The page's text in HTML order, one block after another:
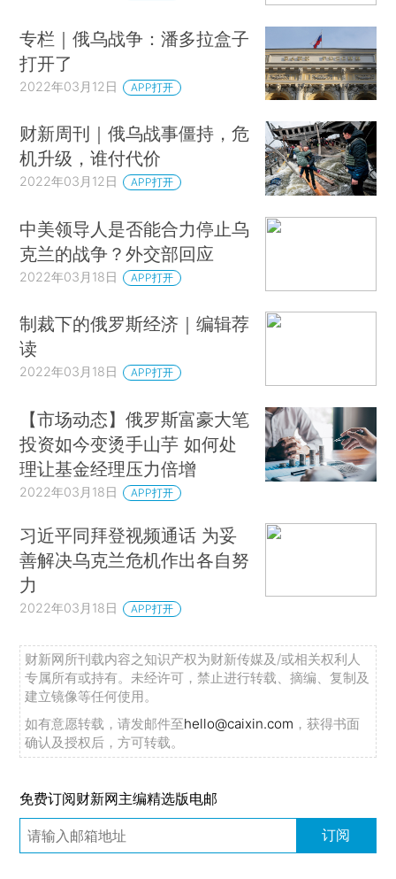
专栏｜俄乌战争：潘多拉盒子
打开了
2022年03月12日 APP打开
财新周刊｜俄乌战事僵持，危
机升级，谁付代价
2022年03月12日 APP打开
中美领导人是否能合力停止乌
克兰的战争？外交部回应
2022年03月18日 APP打开
制裁下的俄罗斯经济｜编辑荐
读
2022年03月18日 APP打开
【市场动态】俄罗斯富豪大笔
投资如今变烫手山芋 如何处
理让基金经理压力倍增
2022年03月18日 APP打开
习近平同拜登视频通话 为妥
善解决乌克兰危机作出各自努
力
2022年03月18日 APP打开
财新网所刊载内容之知识产权为财新传媒及/或相关权利人
专属所有或持有。未经许可，禁止进行转载、摘编、复制及
建立镜像等任何使用。
如有意愿转载，请发邮件至hello@caixin.com ，获得书面
确认及授权后，方可转载。
免费订阅财新网主编精选版电邮
订阅